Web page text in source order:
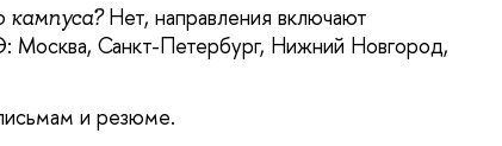
Нет, направления включают
Москва, Санкт-Петербург, Нижний Новгород,
и резюме.